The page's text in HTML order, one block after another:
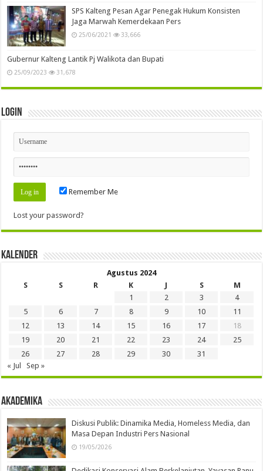
SPS Kalteng Pesan Agar Penegak Hukum Konsisten
Jaga Marwah Kemerdekaan Pers
25/06/2021 33,666
Gubernur Kalteng Lantik Pj Walikota dan Bupati
25/09/2023 31,678
Login
Remember Me
Lost your password?
Kalender
Agustus 2024
S
S R K J S
M
1
2 3
4
5
6 7 8 9 10
11
12
13 14 15 16 17
18
19
20 21 22 23 24
25
26
27 28 29 30
31
« Jul
Sep »
Akademika
Diskusi Publik: Dinamika Media, Homeless Media, dan
Masa Depan Industri Pers Nasional
19/05/2026